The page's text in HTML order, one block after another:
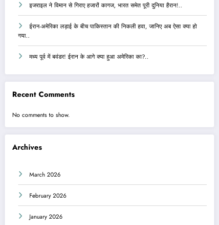
इजराइल ने विमान से गिराए हजारों कागज, भारत समेत पूरी दुनिया हैरान!..
ईरान-अमेरिका लड़ाई के बीच पाकिस्तान की निकली हवा, जानिए अब ऐसा क्या हो
गया..
मध्य पूर्व में बवंडर! ईरान के आगे क्या हुआ अमेरिका का?..
Recent Comments
No comments to show.
Archives
March 2026
February 2026
January 2026